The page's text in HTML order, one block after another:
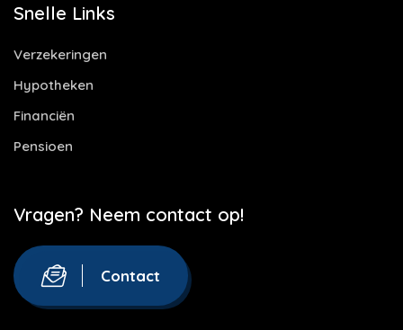
Snelle Links
Verzekeringen
Hypotheken
Financiën
Pensioen
Vragen? Neem contact op!
Contact